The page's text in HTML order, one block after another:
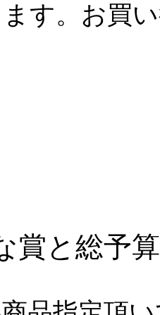
す。お買
賞と総予